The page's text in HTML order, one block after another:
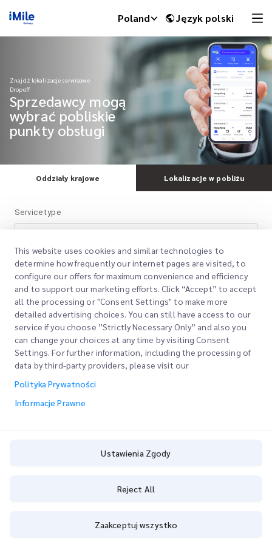
Poland Język polski
Znajdź lokalizacje serwisowe
Dropoff
Sprzedawcy mogą
wybrać pobliskie
punkty obsługi
Oddziały krajowe Lokalizacje w pobliżu
Service type
Zapytanie oddziału
ODDZIAŁY KRAJOWE
ZNAJDŹ LOKALIZACJĘ
This website uses cookies and similar technologies to
determine how frequently our internet pages are visited, to
configure our offers for maximum convenience and efficiency
and to support our marketing efforts. Click “Accept” to accept
all the processing or "Consent Settings" to make more
detailed advertising choices. You can still have access to our
service if you choose ”Strictly Necessary Only” and also you
can change your choices at any time by visiting Consent
Settings. For further information, including the processing of
data by third-party providers, please visit our
Polityka Prywatności
Informacje Prawne
Ustawienia Zgody
Reject All
Zaakceptuj wszystko